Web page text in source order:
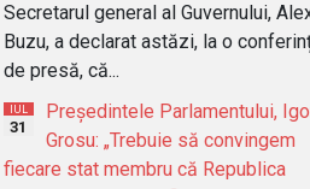
Secretarul general al Guvernului,
Buzu, a declarat astăzi, la o
de presă, că...
IUL
31
Președintele Parlamentului,
Grosu: „Trebuie să convingem
fiecare stat membru că Republica